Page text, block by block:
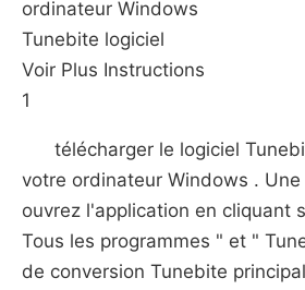
ordinateur Windows
Tunebite logiciel
Voir Plus Instructions
1
télécharger le logiciel
votre ordinateur Windows .
ouvrez l'application en cliquant
Tous les programmes " et "
de conversion Tunebite